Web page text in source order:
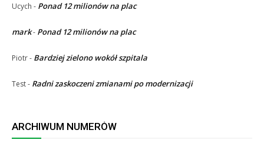
Ucych - Ponad 12 milionów na plac
mark- Ponad 12 milionów na plac
Piotr- Bardziej zielono wokół szpitala
Test- Radni zaskoczeni zmianami po modernizacji
ARCHIWUM NUMERÓW